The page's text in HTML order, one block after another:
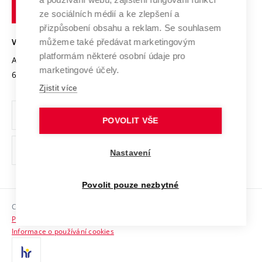
Open Science
Projekty
Projekty ze strukturálních fondů
Specifický výzkum
Mezinárodní dohody
Univerzitní sítě
Podnikavá univerzita / ContriBUTe
Bezpečná univerzita
Vyznamenání
Organizační struktura
Ochrana osobních údajů
odkaz)
Sociální bezpečí
HR Award
Kontakty
technické
Brně
VYSOKÉ UČENÍ TECHNICKÉ V BRNĚ
Antonínská 548/1
602 00 Brno
www.vut.cz
vut@vutbr.cz
Copyright © 2026 VUT
Prohlášení o přístupnosti
Informace o používání cookies
ze sociálních médií a ke zlepšení a
přizpůsobení obsahu a reklam. Se souhlasem
můžeme také předávat marketingovým
platformám některé osobní údaje pro
marketingové účely.
Zjistit více
POVOLIT VŠE
Nastavení
Povolit pouze nezbytné